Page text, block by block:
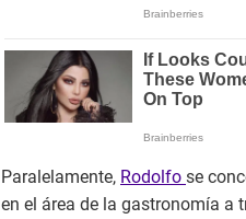
Paralelamente, Rodolfo se
en el área de la gastronomía a